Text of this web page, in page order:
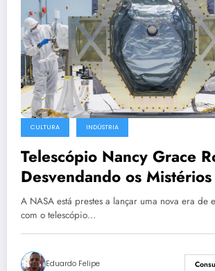
CULTURA INDÚSTRIA
Telescópio Nancy Grace
Desvendando os
A NASA está prestes a lançar uma nova era de
com o telescópio…
Eduardo Felipe